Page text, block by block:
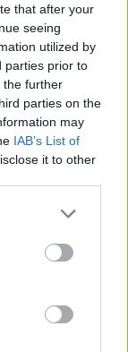
that after your
seeing
utilized by
parties prior to
the further
parties on the
may
IAB’s List of
it to other
more Google
may click to
party tags to
below Google
uka:
KO sprint
(egen plass